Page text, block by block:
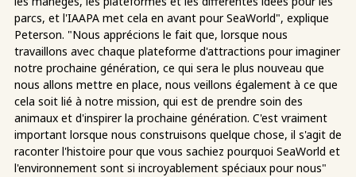
parcs, et l'IAAPA met cela en avant pour SeaWorld", explique
Peterson. "Nous apprécions le fait que, lorsque nous
travaillons avec chaque plateforme d'attractions pour imaginer
notre prochaine génération, ce qui sera le plus nouveau que
nous allons mettre en place, nous veillons également à ce que
cela soit lié à notre mission, qui est de prendre soin des
animaux et d'inspirer la prochaine génération. C'est vraiment
important lorsque nous construisons quelque chose, il s'agit de
raconter l'histoire pour que vous sachiez pourquoi SeaWorld et
l'environnement sont si incroyablement spéciaux pour nous"